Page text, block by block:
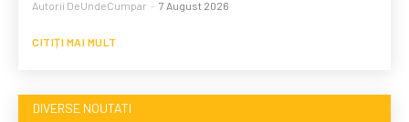
Autorii DeUndeCumpar - 7 August 2026
CITIȚI MAI MULT
DIVERSE NOUTATI